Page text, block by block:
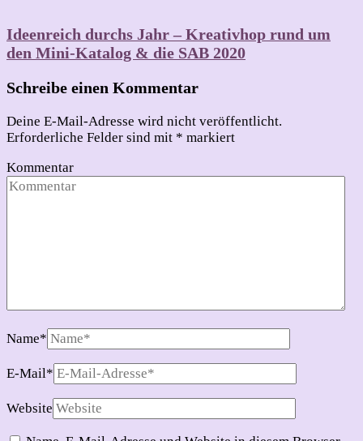
Ideenreich durchs Jahr – Kreativhop rund um
den Mini-Katalog & die SAB 2020
Schreibe einen Kommentar
Deine E-Mail-Adresse wird nicht veröffentlicht.
Erforderliche Felder sind mit * markiert
Kommentar
Name*
E-Mail*
Website